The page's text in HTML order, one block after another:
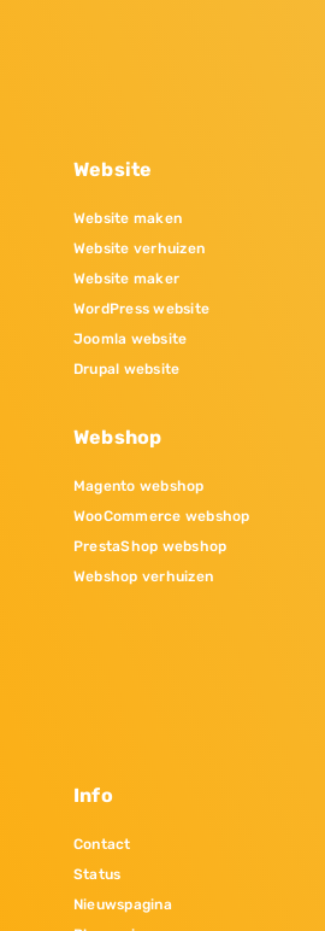
Website
Website maken
Website verhuizen
Website maker
WordPress website
Joomla website
Drupal website
Webshop
Magento webshop
WooCommerce webshop
PrestaShop webshop
Webshop verhuizen
Info
Contact
Status
Nieuwspagina